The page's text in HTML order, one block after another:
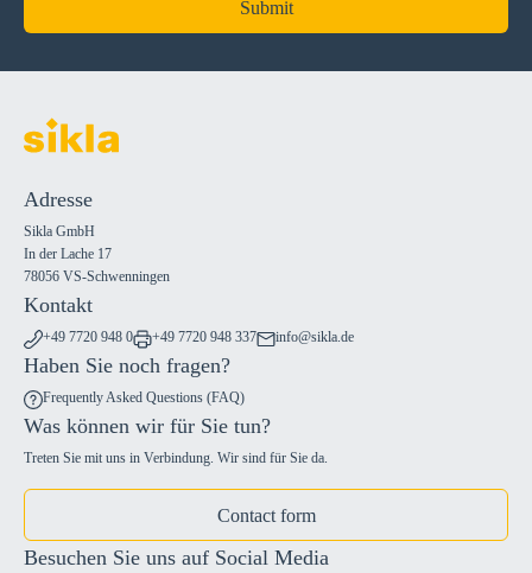
Submit
Adresse
Sikla GmbH
In der Lache 17
78056 VS-Schwenningen
Kontakt
+49 7720 948 0 +49 7720 948 337 info@sikla.de
Haben Sie noch fragen?
Frequently Asked Questions (FAQ)
Was können wir für Sie tun?
Treten Sie mit uns in Verbindung. Wir sind für Sie da.
Contact form
Besuchen Sie uns auf Social Media